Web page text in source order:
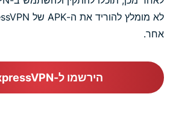
אחר.
הירשמו ל-ExpressVPN